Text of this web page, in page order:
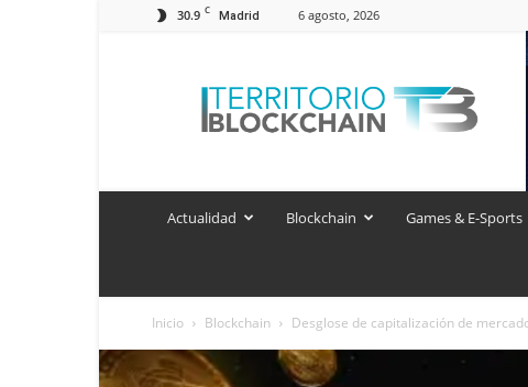
30.9 C Madrid 6 agosto, 2026
Blockchain
Actualidad Blockchain Games & E-Sports
Inicio Blockchain Desglose de capitalización de